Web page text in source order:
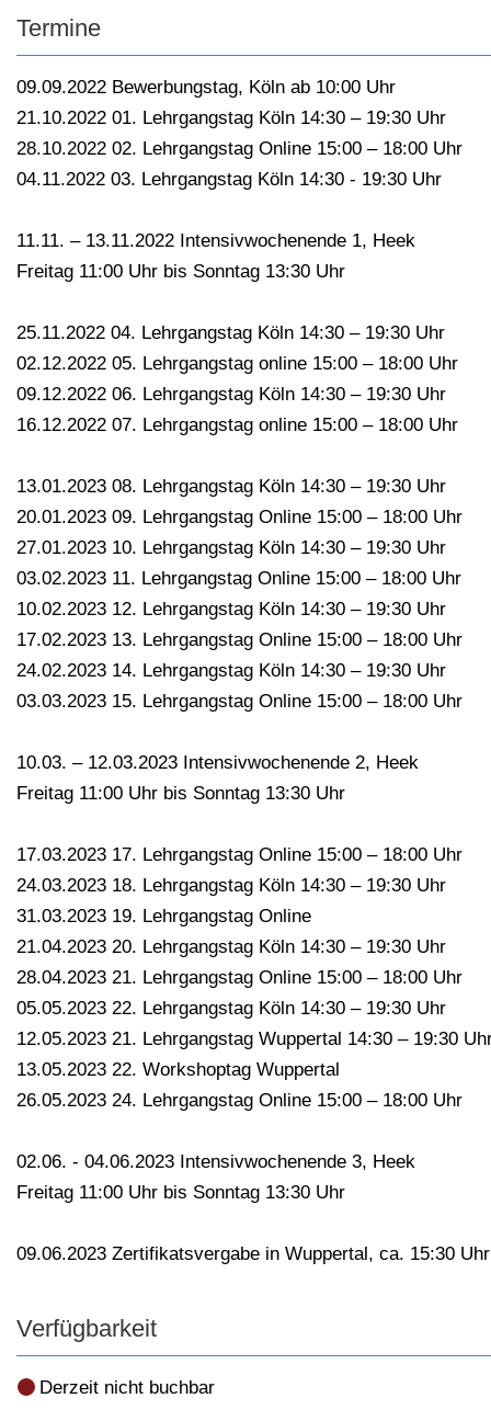
Termine
09.09.2022 Bewerbungstag, Köln ab 10:00 Uhr
21.10.2022 01. Lehrgangstag Köln 14:30 – 19:30 Uhr
28.10.2022 02. Lehrgangstag Online 15:00 – 18:00 Uhr
04.11.2022 03. Lehrgangstag Köln 14:30 - 19:30 Uhr
11.11. – 13.11.2022 Intensivwochenende 1, Heek
Freitag 11:00 Uhr bis Sonntag 13:30 Uhr
25.11.2022 04. Lehrgangstag Köln 14:30 – 19:30 Uhr
02.12.2022 05. Lehrgangstag online 15:00 – 18:00 Uhr
09.12.2022 06. Lehrgangstag Köln 14:30 – 19:30 Uhr
16.12.2022 07. Lehrgangstag online 15:00 – 18:00 Uhr
13.01.2023 08. Lehrgangstag Köln 14:30 – 19:30 Uhr
20.01.2023 09. Lehrgangstag Online 15:00 – 18:00 Uhr
27.01.2023 10. Lehrgangstag Köln 14:30 – 19:30 Uhr
03.02.2023 11. Lehrgangstag Online 15:00 – 18:00 Uhr
10.02.2023 12. Lehrgangstag Köln 14:30 – 19:30 Uhr
17.02.2023 13. Lehrgangstag Online 15:00 – 18:00 Uhr
24.02.2023 14. Lehrgangstag Köln 14:30 – 19:30 Uhr
03.03.2023 15. Lehrgangstag Online 15:00 – 18:00 Uhr
10.03. – 12.03.2023 Intensivwochenende 2, Heek
Freitag 11:00 Uhr bis Sonntag 13:30 Uhr
17.03.2023 17. Lehrgangstag Online 15:00 – 18:00 Uhr
24.03.2023 18. Lehrgangstag Köln 14:30 – 19:30 Uhr
31.03.2023 19. Lehrgangstag Online
21.04.2023 20. Lehrgangstag Köln 14:30 – 19:30 Uhr
28.04.2023 21. Lehrgangstag Online 15:00 – 18:00 Uhr
05.05.2023 22. Lehrgangstag Köln 14:30 – 19:30 Uhr
12.05.2023 21. Lehrgangstag Wuppertal 14:30 – 19:30
13.05.2023 22. Workshoptag Wuppertal
26.05.2023 24. Lehrgangstag Online 15:00 – 18:00 Uhr
02.06. - 04.06.2023 Intensivwochenende 3, Heek
Freitag 11:00 Uhr bis Sonntag 13:30 Uhr
09.06.2023 Zertifikatsvergabe in Wuppertal, ca. 15:30 Uhr
Verfügbarkeit
Derzeit nicht buchbar